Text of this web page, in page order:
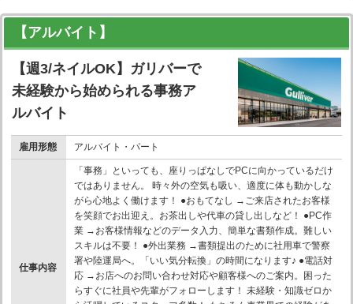
【アルバイト】
【週3/ネイルOK】ガリバーで
未経験から始められる事務ア
ルバイト
雇用形態 アルバイト・パート
仕事内容
「事務」といっても、座りっぱなしでPCに向かっているだけ
ではありません。 時々外の空気も吸い、適度に体も動かしな
がら心地よく働けます！ ●おもてなし →ご来店されたお客様
を笑顔でお出迎え。お茶出しや代車の貸し出しなど！ ●PC作
業 →お客様情報などのデータ入力、簡単な書類作成。難しい
スキルは不要！ ●外出業務 →書類提出のために社用車で警察
署や陸運局へ。「いい気分転換」の時間になります♪ ●電話対
応 →お店へのお問い合わせ対応や顧客様へのご案内。困った
らすぐに社員や先輩がフォローします！ 未経験・知識ゼロか